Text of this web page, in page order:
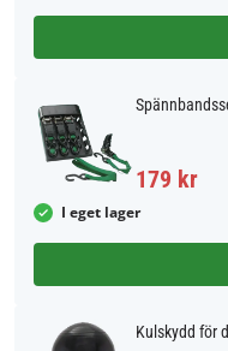
179 kr
I eget lager
Kulskydd för